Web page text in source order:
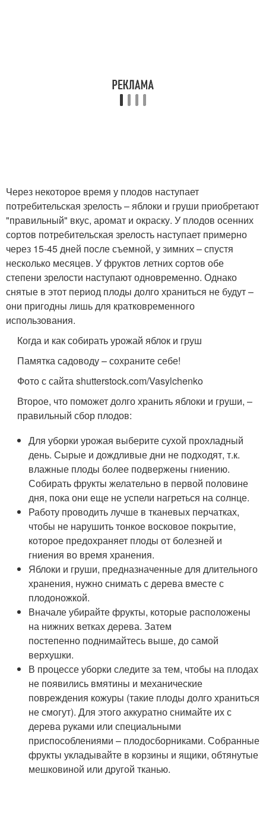
Через некоторое время у плодов наступает
потребительская зрелость – яблоки и груши приобретают
"правильный" вкус, аромат и окраску. У плодов осенних
сортов потребительская зрелость наступает примерно
через 15-45 дней после съемной, у зимних – спустя
несколько месяцев. У фруктов летних сортов обе
степени зрелости наступают одновременно. Однако
снятые в этот период плоды долго храниться не будут –
они пригодны лишь для кратковременного
использования.
Когда и как собирать урожай яблок и груш
Памятка садоводу – сохраните себе!
Фото с сайта shutterstock.com/Vasylchenko
Второе, что поможет долго хранить яблоки и груши, –
правильный сбор плодов:
Для уборки урожая выберите сухой прохладный
день. Сырые и дождливые дни не подходят, т.к.
влажные плоды более подвержены гниению.
Собирать фрукты желательно в первой половине
дня, пока они еще не успели нагреться на солнце.
Работу проводить лучше в тканевых перчатках,
чтобы не нарушить тонкое восковое покрытие,
которое предохраняет плоды от болезней и
гниения во время хранения.
Яблоки и груши, предназначенные для длительного
хранения, нужно снимать с дерева вместе с
плодоножкой.
Вначале убирайте фрукты, которые расположены
на нижних ветках дерева. Затем
постепенно поднимайтесь выше, до самой
верхушки.
В процессе уборки следите за тем, чтобы на плодах
не появились вмятины и механические
повреждения кожуры (такие плоды долго храниться
не смогут). Для этого аккуратно снимайте их с
дерева руками или специальными
приспособлениями – плодосборниками. Собранные
фрукты укладывайте в корзины и ящики, обтянутые
мешковиной или другой тканью.